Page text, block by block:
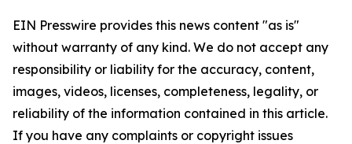
EIN Presswire provides this news content "as is"
without warranty of any kind. We do not accept any
responsibility or liability for the accuracy, content,
images, videos, licenses, completeness, legality, or
reliability of the information contained in this article.
If you have any complaints or copyright issues